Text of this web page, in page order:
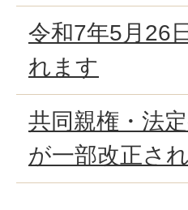
令和7年5月26
れます
共同親権・法
が一部改正さ